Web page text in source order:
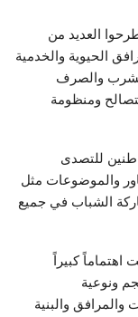
العديد من
الحيوية والخدمية
والصرف
ومنظومة
للتصدى
والموضوعات مثل
الشباب في جميع
كبيراً
ونوعية
والبنية